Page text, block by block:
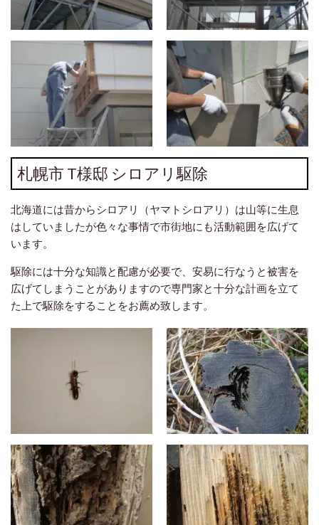
札幌市 T様邸 シロアリ駆除
北海道には昔からシロアリ（ヤマトシロアリ）は山等に生息
はしていましたが色々な事情で市街地にも活動範囲を広げて
います。
駆除には十分な知識と配慮が必要で、安易に行なうと被害を
広げてしまうことがありますので専門家と十分な計画を立て
た上で駆除をすることをお薦め致します。